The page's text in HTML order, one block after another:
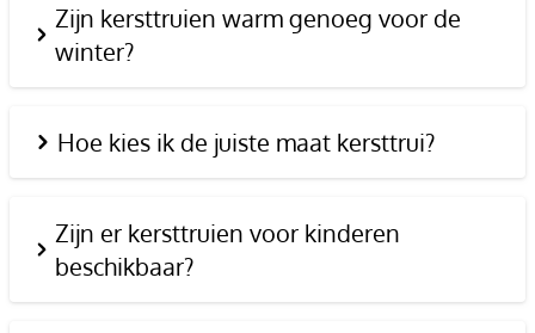
Zijn kersttruien warm genoeg voor de
winter?
Hoe kies ik de juiste maat kersttrui?
Zijn er kersttruien voor kinderen
beschikbaar?